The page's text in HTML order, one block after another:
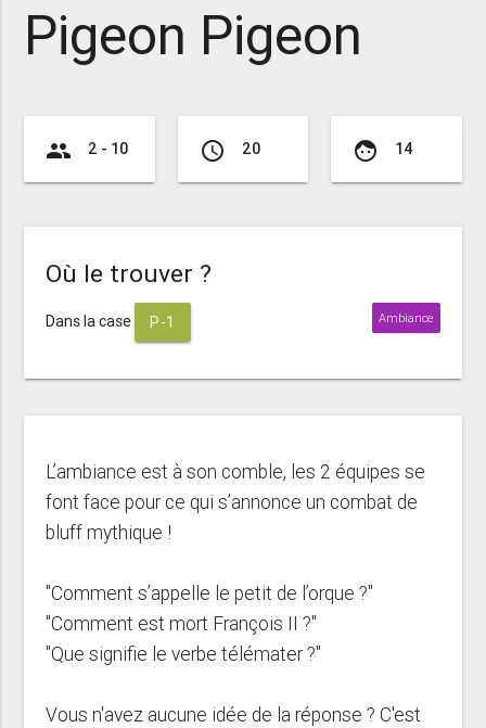
Pigeon Pigeon
group 2 - 10 access_time 20 face 14
Où le trouver ?
Dans la case P-1 Ambiance
L’ambiance est à son comble, les 2 équipes se
font face pour ce qui s’annonce un combat de
bluff mythique !
"Comment s’appelle le petit de l’orque ?"
"Comment est mort François II ?"
"Que signifie le verbe télémater ?"
Vous n'avez aucune idée de la réponse ? C'est